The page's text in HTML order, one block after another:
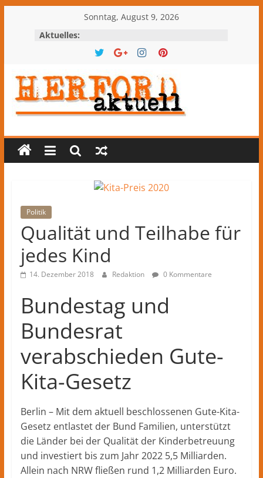
springen
Sonntag, August 9, 2026
Aktuelles:
Herford-
aktuell
aus
Herford
und
dem
Kreis
Herford
lokale
Nachrichten
und
mehr
aus
Herford
Kreis
Herford
Politik
Qualität und Teilhabe für
jedes Kind
14. Dezember 2018 Redaktion 0 Kommentare
Bundestag und
Bundesrat
verabschieden Gute-
Kita-Gesetz
Berlin – Mit dem aktuell beschlossenen Gute-Kita-
Gesetz entlastet der Bund Familien, unterstützt
die Länder bei der Qualität der Kinderbetreuung
und investiert bis zum Jahr 2022 5,5 Milliarden.
Allein nach NRW fließen rund 1,2 Milliarden Euro.